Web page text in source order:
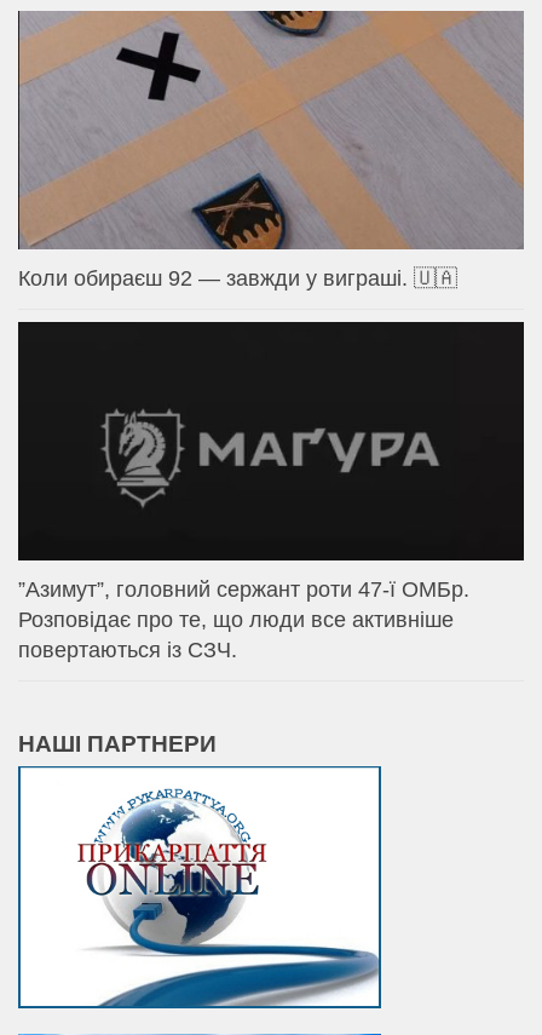
Коли обираєш 92 — завжди у виграші. 🇺🇦
⁨”Азимут”, головний сержант роти 47-ї ОМБр.
Розповідає про те, що люди все активніше
повертаються із СЗЧ.
НАШІ ПАРТНЕРИ